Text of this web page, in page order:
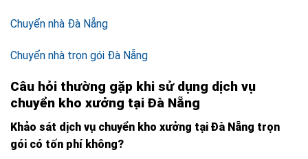
Chuyển nhà Đà Nẵng
Chuyển nhà trọn gói Đà Nẵng
Câu hỏi thường gặp khi sử dụng dịch vụ
chuyển kho xưởng tại Đà Nẵng
Khảo sát dịch vụ chuyển kho xưởng tại Đà Nẵng trọn
gói có tốn phí không?